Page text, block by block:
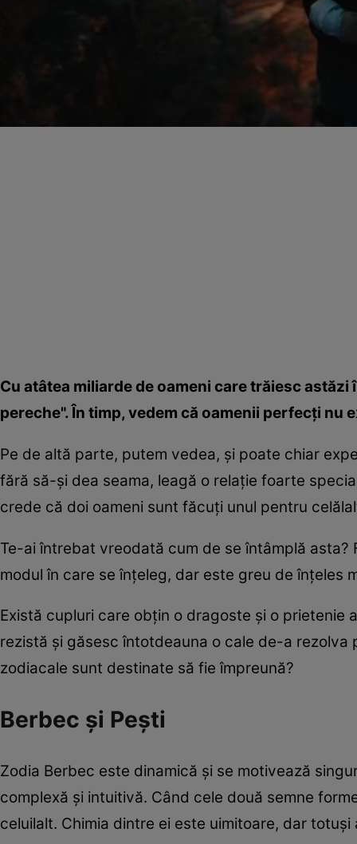
Cu atâtea miliarde de oameni care trăiesc
pereche". În timp, vedem că oamenii perfecţi
Pe de altă parte, putem vedea, şi poate chiar
fără să-şi dea seama, leagă o relaţie foarte
crede că doi oameni sunt făcuţi unul pentru
Te-ai întrebat vreodată cum de se întâmplă asta?
modul în care se înţeleg, dar este greu de înţeles
Există cupluri care obţin o dragoste şi o
rezistă şi găsesc întotdeauna o cale de-a
zodiacale sunt destinate să fie împreună?
Berbec şi Peşti
Zodia Berbec este dinamică şi se motivează
complexă şi intuitivă. Când cele două semne
celuilalt. Chimia dintre ei este uimitoare, dar